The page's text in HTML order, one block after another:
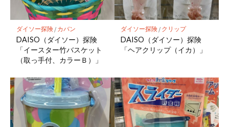
ダイソー探険/ カバン
DAISO（ダイソー）探険
「イースター竹バスケット
（取っ手付、カラーＢ）」
ダイソー探険/ クリップ
DAISO（ダイソー）探険
「ヘアクリップ（イカ）」